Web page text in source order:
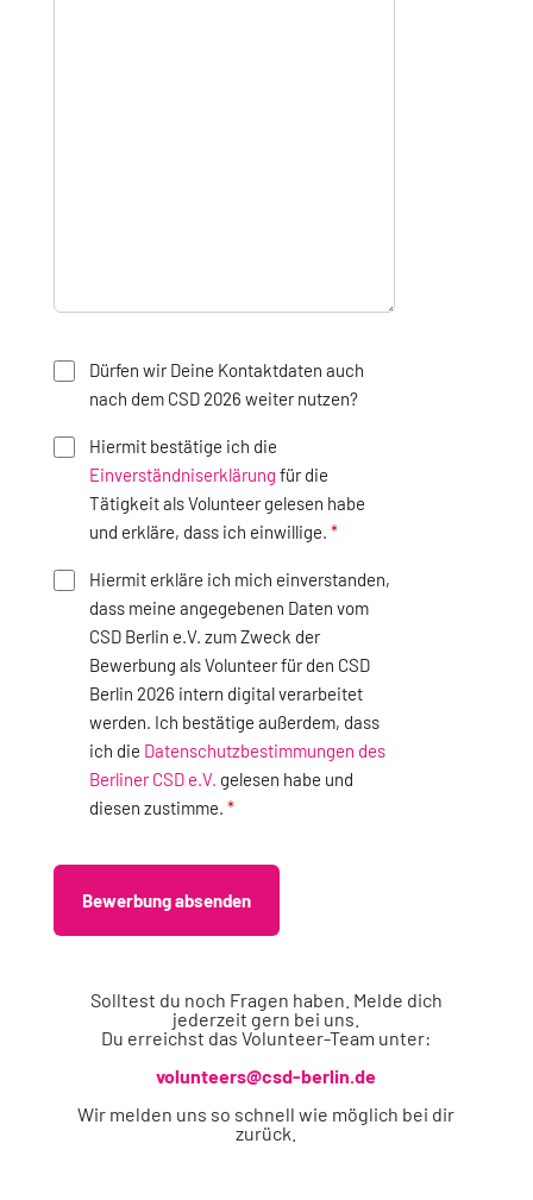
Dürfen wir Deine Kontaktdaten auch
nach dem CSD 2026 weiter nutzen?
Hiermit bestätige ich die
Einverständniserklärung für die
Tätigkeit als Volunteer gelesen habe
und erkläre, dass ich einwillige.
Hiermit erkläre ich mich einverstanden,
dass meine angegebenen Daten vom
CSD Berlin e.V. zum Zweck der
Bewerbung als Volunteer für den CSD
Berlin 2026 intern digital verarbeitet
werden. Ich bestätige außerdem, dass
ich die Datenschutzbestimmungen des
Berliner CSD e.V. gelesen habe und
diesen zustimme.
Bewerbung absenden
Solltest du noch Fragen haben. Melde dich
jederzeit gern bei uns.
Du erreichst das Volunteer-Team unter:
volunteers@csd-berlin.de
Wir melden uns so schnell wie möglich bei dir
zurück.